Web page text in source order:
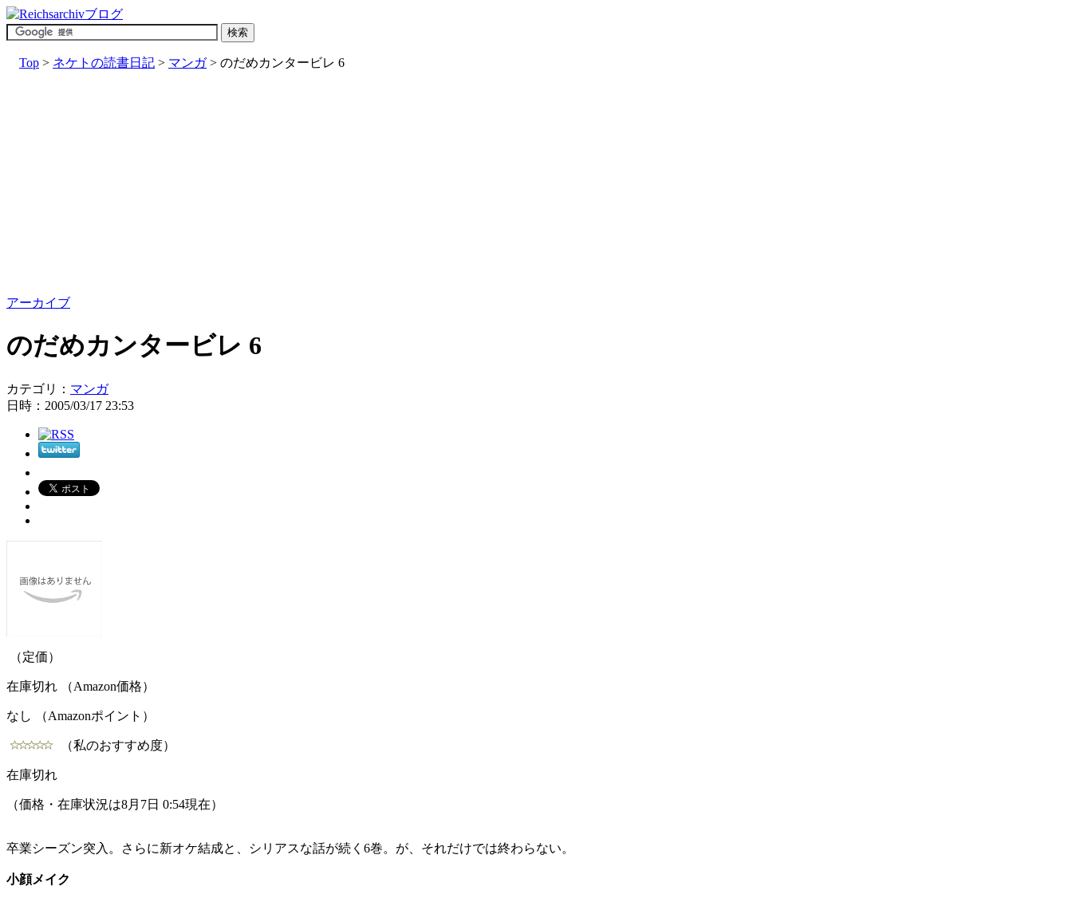
Top > ネケトの読書日記 > マンガ> のだめカンタービレ 6
アーカイブ
のだめカンタービレ 6
カテゴリ： マンガ
日時：2005/03/17 23:53
（定価）
在庫切れ （Amazon価格）
なし （Amazonポイント）
（私のおすすめ度）
在庫切れ
（価格・在庫状況は8月7日 0:54現在）
卒業シーズン突入。さらに新オケ結成と、シリアスな話が続く6巻。が、それだけでは終わらない。
小顔メイク